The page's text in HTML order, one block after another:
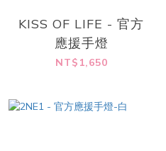
KISS OF LIFE - 官方
應援手燈
NT$1,650